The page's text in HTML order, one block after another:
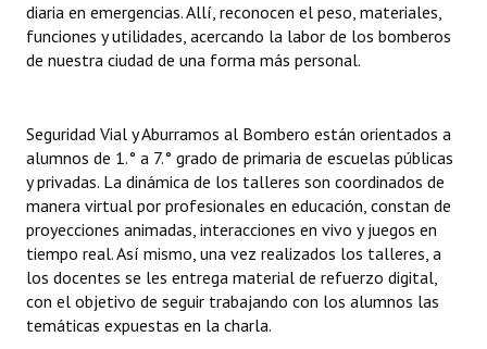
diaria en emergencias. Allí, reconocen el peso, materiales,
funciones y utilidades, acercando la labor de los bomberos
de nuestra ciudad de una forma más personal.
Seguridad Vial y Aburramos al Bombero están orientados a
alumnos de 1.° a 7.° grado de primaria de escuelas públicas
y privadas. La dinámica de los talleres son coordinados de
manera virtual por profesionales en educación, constan de
proyecciones animadas, interacciones en vivo y juegos en
tiempo real. Así mismo, una vez realizados los talleres, a
los docentes se les entrega material de refuerzo digital,
con el objetivo de seguir trabajando con los alumnos las
temáticas expuestas en la charla.